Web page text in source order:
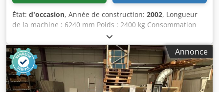
État: d'occasion, Année de construction: 2002, Longueur
de la machine : 6240 mm Poids : 2400 kg Consommation
électrique : 14 kW Diamètre d'extraction : 120 / 140 mm
Lieu de stockage : Nattheim Djdpfx Adjvvkfwepock
Annonce